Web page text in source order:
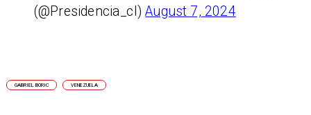
(@Presidencia_cl)August 7, 2024
GABRIEL BORIC VENEZUELA